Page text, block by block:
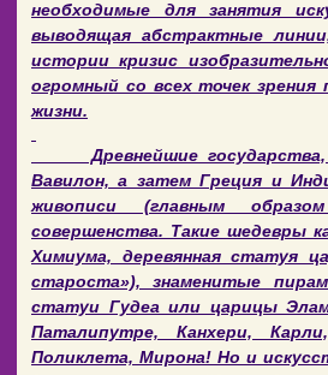
необходимые для занятия
выводящая абстрактные
истории кризис
огромный со всех точек зрения
жизни.
Древнейшие государства,
Вавилон, а затем Греция и
живописи (главным
совершенства. Такие шедевры
Химиума, деревянная статуя
староста»), знаменитые
статуи Гудеа или царицы
Паталипутре, Канхери,
Поликлета, Мирона! Но и